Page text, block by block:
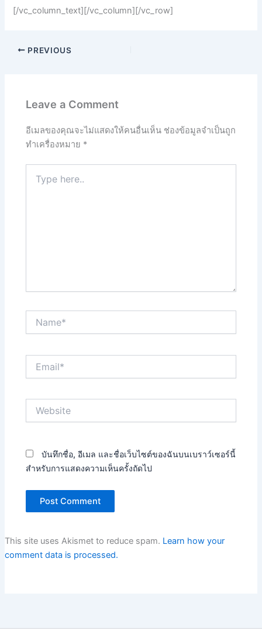
[/vc_column_text][/vc_column][/vc_row]
PREVIOUS
Leave a Comment
อีเมลของคุณจะไม่แสดงให้คนอื่นเห็น ช่องข้อมูลจำเป็นถูก
ทำเครื่องหมาย *
here..
บันทึกชื่อ, อีเมล และชื่อเว็บไซต์ของฉันบนเบราว์เซอร์นี้
สำหรับการแสดงความเห็นครั้งถัดไป
This site uses Akismet to reduce spam. Learn how your
comment data is processed.